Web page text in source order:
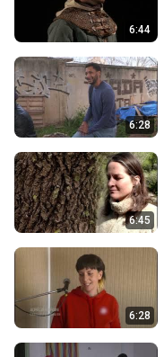
6:44
6:28
6:45
6:28